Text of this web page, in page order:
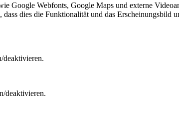
Google Webfonts, Google Maps und externe
dies die Funktionalität und das
deaktivieren.
deaktivieren.